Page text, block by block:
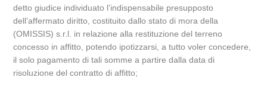
detto giudice individuato l’indispensabile presupposto
dell’affermato diritto, costituito dallo stato di mora della
(OMISSIS) s.r.l. in relazione alla restituzione del terreno
concesso in affitto, potendo ipotizzarsi, a tutto voler concedere,
il solo pagamento di tali somme a partire dalla data di
risoluzione del contratto di affitto;